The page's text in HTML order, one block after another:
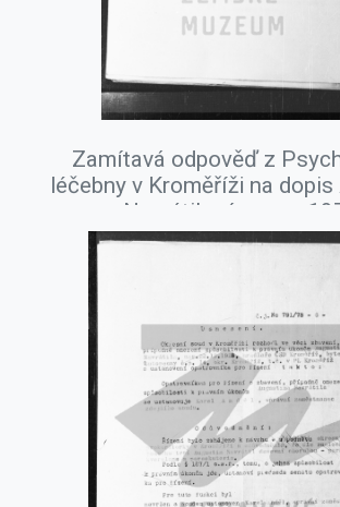
Zamítavá odpověď z
léčebny v Kroměříži na
Navrátilové, srpen